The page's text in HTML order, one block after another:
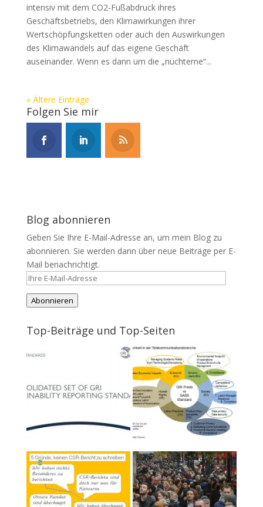
intensiv mit dem CO2-Fußabdruck ihres
Geschäftsbetriebs, den Klimawirkungen ihrer
Wertschöpfungsketten oder auch den Auswirkungen
des Klimawandels auf das eigene Geschäft
auseinander. Wenn es dann um die „nüchterne“...
« Ältere Einträge
Folgen Sie mir
Blog abonnieren
Geben Sie Ihre E-Mail-Adresse an, um mein Blog zu
abonnieren. Sie werden dann über neue Beiträge per E-
Mail benachrichtigt.
Ihre
E-
Mail-
Abonnieren
Top-Beiträge und Top-Seiten